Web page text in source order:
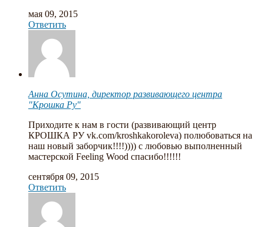
мая 09, 2015
Ответить
Анна Осутина, директор развивающего центра
"Крошка Ру"
Приходите к нам в гости (развивающий центр
КРОШКА РУ vk.com/kroshkakoroleva) полюбоваться на
наш новый заборчик!!!!)))) с любовью выполненный
мастерской Feeling Wood спасибо!!!!!!
сентября 09, 2015
Ответить